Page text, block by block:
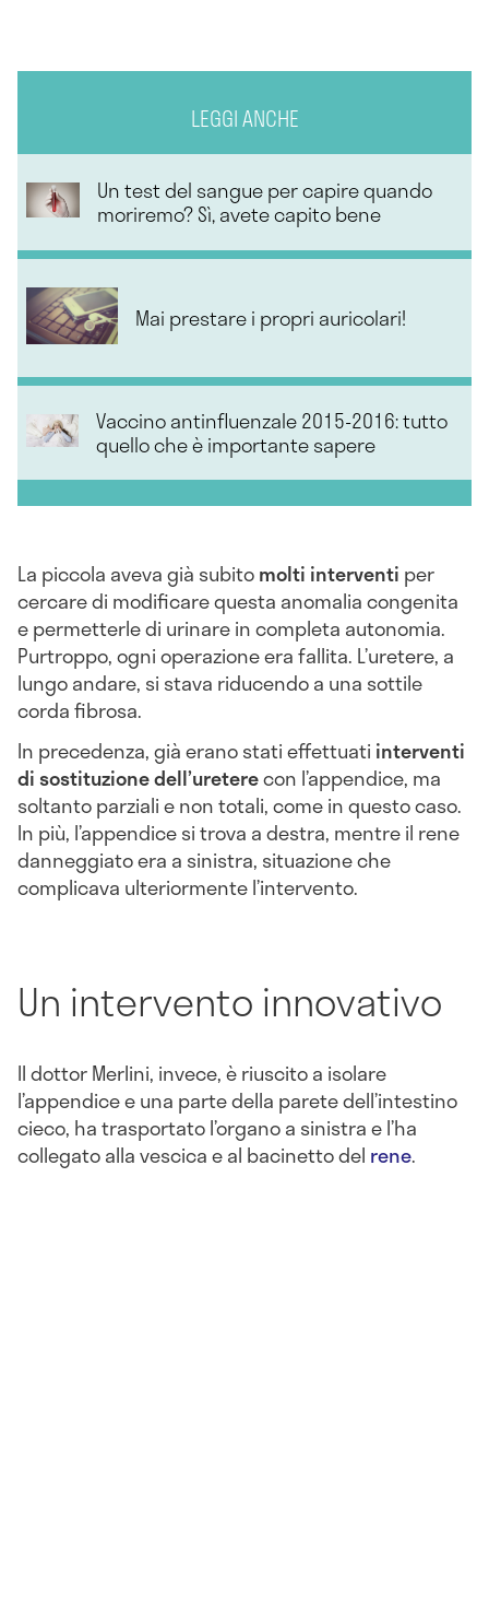
LEGGI ANCHE
Un test del sangue per capire quando
moriremo? Sì, avete capito bene
Mai prestare i propri auricolari!
Vaccino antinfluenzale 2015-2016: tutto
quello che è importante sapere
La piccola aveva già subitomolti interventi per
cercare di modificare questa anomalia congenita
e permetterle di urinare in completa autonomia.
Purtroppo, ogni operazione era fallita. L’uretere, a
lungo andare, si stava riducendo a una sottile
corda fibrosa.
In precedenza, già erano stati effettuati interventi
di sostituzione dell’ureterecon l’appendice, ma
soltanto parziali e non totali, come in questo caso.
In più, l’appendice si trova a destra, mentre il rene
danneggiato era a sinistra, situazione che
complicava ulteriormente l’intervento.
Un intervento innovativo
Il dottor Merlini, invece, è riuscito a isolare
l’appendice e una parte della parete dell’intestino
cieco, ha trasportato l’organo a sinistra e l’ha
collegato alla vescica e al bacinetto del rene.